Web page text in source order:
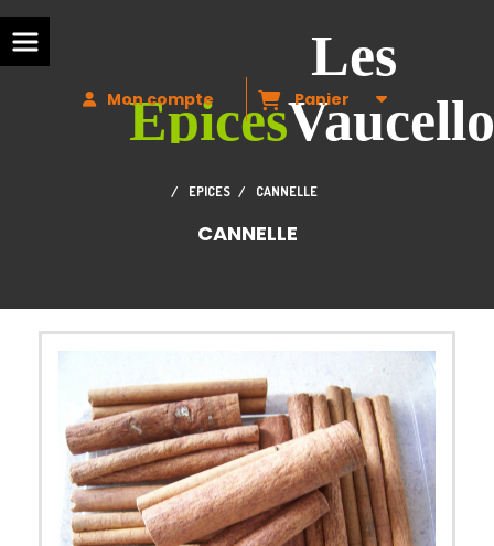
Les
Epices
Mon compte Panier
EPICES CANNELLE
CANNELLE